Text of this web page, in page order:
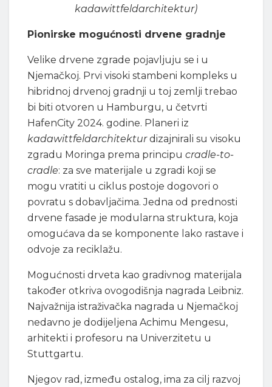
kadawittfeldarchitektur)
Pionirske mogućnosti drvene gradnje
Velike drvene zgrade pojavljuju se i u
Njemačkoj. Prvi visoki stambeni kompleks u
hibridnoj drvenoj gradnji u toj zemlji trebao
bi biti otvoren u Hamburgu, u četvrti
HafenCity 2024. godine. Planeri iz
kadawittfeldarchitekturdizajnirali su visoku
zgradu Moringa prema principu cradle-to-
cradle: za sve materijale u zgradi koji se
mogu vratiti u ciklus postoje dogovori o
povratu s dobavljačima. Jedna od prednosti
drvene fasade je modularna struktura, koja
omogućava da se komponente lako rastave i
odvoje za reciklažu.
Mogućnosti drveta kao gradivnog materijala
također otkriva ovogodišnja nagrada Leibniz.
Najvažnija istraživačka nagrada u Njemačkoj
nedavno je dodijeljena Achimu Mengesu,
arhitekti i profesoru na Univerzitetu u
Stuttgartu.
Njegov rad, između ostalog, ima za cilj razvoj